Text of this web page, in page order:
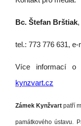
Bc. Štefan Brštiak
tel.: 773 776 631, e-
Více informací o
kynzvart.cz
Zámek Kynžvart patří
památkového ústavu.